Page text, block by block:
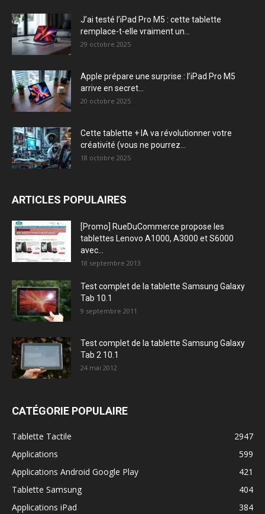
J’ai testé l’iPad Pro M5 : cette tablette
remplace-t-elle vraiment un...
29 octobre 2025
Apple prépare une surprise : l’iPad Pro M5
arrive en secret...
20 octobre 2025
Cette tablette + IA va révolutionner votre
créativité (vous ne pourrez...
18 octobre 2025
ARTICLES POPULAIRES
[Promo] RueDuCommerce propose les
tablettes Lenovo A1000, A3000 et S6000
avec...
18 septembre 2013
Test complet de la tablette Samsung Galaxy
Tab 10.1
9 septembre 2011
Test complet de la tablette Samsung Galaxy
Tab 2 10.1
24 mai 2012
CATÉGORIE POPULAIRE
Tablette Tactile
2947
Applications
599
Applications Android Google Play
421
Tablette Samsung
404
Applications iPad
384